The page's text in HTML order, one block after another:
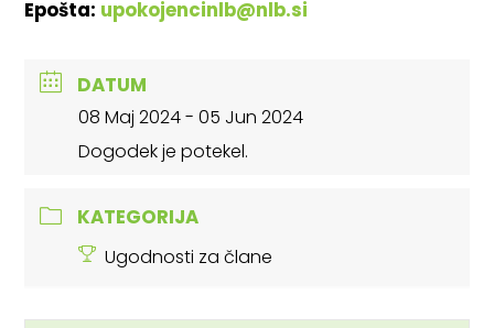
Epošta: upokojencinlb@nlb.si
DATUM
08 Maj 2024- 05 Jun 2024
Dogodek je potekel.
KATEGORIJA
Ugodnosti za člane